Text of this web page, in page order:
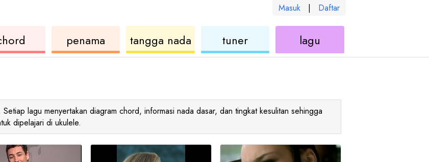
Masuk | Daftar
ukulele
penama
chord
tangga nada
ukulele
tuner
ukulele
lagu
ukulele
lagu menyertakan diagram chord, informasi nada dasar, dan tingkat kesulitan sehingga
dipelajari di ukulele.